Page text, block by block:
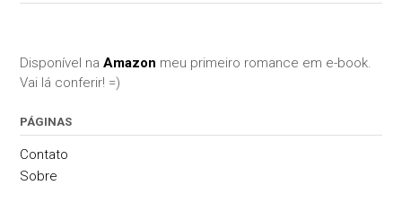
Disponível na Amazon meu primeiro romance em e-book.
Vai lá conferir! =)
PÁGINAS
Contato
Sobre